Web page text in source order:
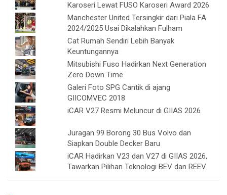
Karoseri Lewat FUSO Karoseri Award 2026
Manchester United Tersingkir dari Piala FA
2024/2025 Usai Dikalahkan Fulham
Cat Rumah Sendiri Lebih Banyak
Keuntungannya
Mitsubishi Fuso Hadirkan Next Generation
Zero Down Time
Galeri Foto SPG Cantik di ajang
GIICOMVEC 2018
iCAR V27 Resmi Meluncur di GIIAS 2026
Juragan 99 Borong 30 Bus Volvo dan
Siapkan Double Decker Baru
iCAR Hadirkan V23 dan V27 di GIIAS 2026,
Tawarkan Pilihan Teknologi BEV dan REEV